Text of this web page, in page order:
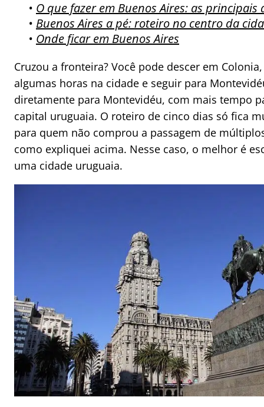
• O que fazer em Buenos Aires: as principais
• Buenos Aires a pé: roteiro no centro da
• Onde ficar em Buenos Aires
Cruzou a fronteira? Você pode descer em
algumas horas na cidade e seguir para
diretamente para Montevidéu, com mais tempo
capital uruguaia. O roteiro de cinco dias só fica
para quem não comprou a passagem de
como expliquei acima. Nesse caso, o melhor é
uma cidade uruguaia.